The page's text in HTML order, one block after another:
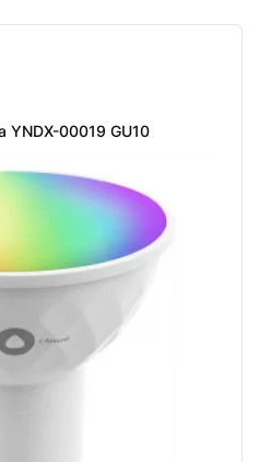
YNDX-00019 GU10